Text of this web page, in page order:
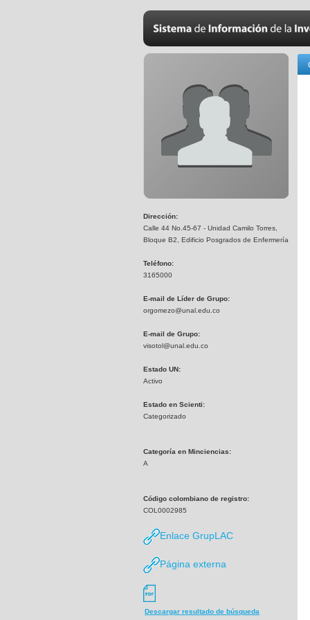
Dirección:
Calle 44 No.45-67 - Unidad Camilo Torres,
Bloque B2, Edificio Posgrados de Enfermería
Teléfono:
3165000
E-mail de Líder de Grupo:
orgomezo@unal.edu.co
E-mail de Grupo:
visotol@unal.edu.co
Estado UN:
Activo
Estado en Scienti:
Categorizado
Categoría en Minciencias:
A
Código colombiano de registro:
COL0002985
Enlace GrupLAC
Página externa
Descargar resultado de búsqueda